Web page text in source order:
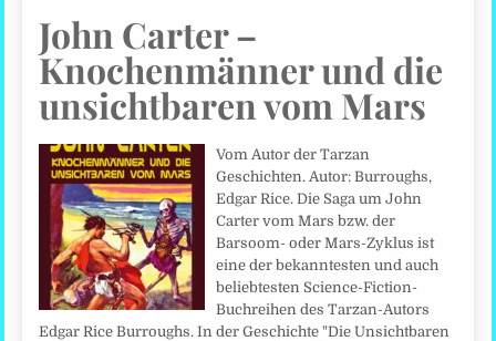
John Carter –
Knochenmänner und die
unsichtbaren vom Mars
Vom Autor der Tarzan
Geschichten. Autor: Burroughs,
Edgar Rice. Die Saga um John
Carter vom Mars bzw. der
Barsoom- oder Mars-Zyklus ist
eine der bekanntesten und auch
beliebtesten Science-Fiction-
Buchreihen des Tarzan-Autors
Edgar Rice Burroughs. In der Geschichte "Die Unsichtbaren